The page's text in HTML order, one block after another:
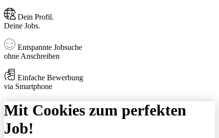
Dein Profil.
Deine Jobs.
Entspannte Jobsuche
ohne Anschreiben
Einfache Bewerbung
via Smartphone
Mit Cookies zum perfekten
Job!